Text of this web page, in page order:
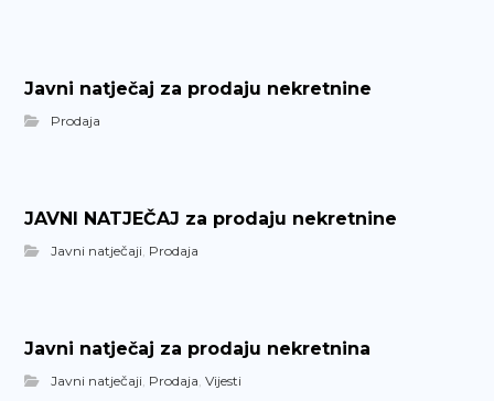
Javni natječaj za prodaju nekretnine
Prodaja
JAVNI NATJEČAJ za prodaju nekretnine
Javni natječaji, Prodaja
Javni natječaj za prodaju nekretnina
Javni natječaji, Prodaja,Vijesti